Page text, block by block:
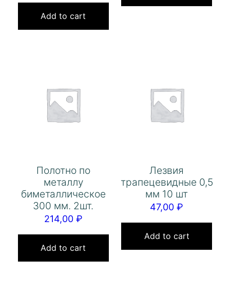
Add to cart
Полотно по
металлу
биметаллическое
300 мм. 2шт.
214,00 ₽
Add to cart
Лезвия
трапецевидные 0,5
мм 10 шт
47,00₽
Add to cart